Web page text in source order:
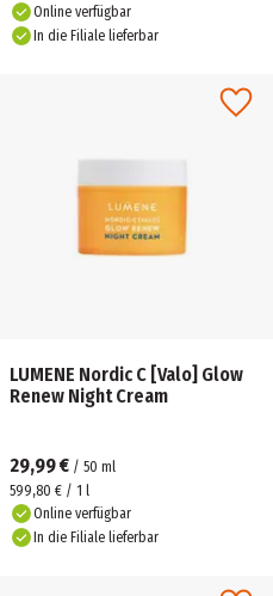
Online verfügbar
In die Filiale lieferbar
LUMENE Nordic C [Valo] Glow
Renew Night Cream
29,99 € / 50 ml
599,80 € / 1 l
Online verfügbar
In die Filiale lieferbar